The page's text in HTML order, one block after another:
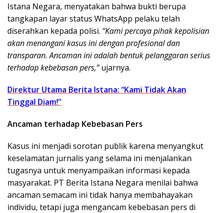
Istana Negara, menyatakan bahwa bukti berupa
tangkapan layar status WhatsApp pelaku telah
diserahkan kepada polisi. “Kami percaya pihak kepolisian
akan menangani kasus ini dengan profesional dan
transparan. Ancaman ini adalah bentuk pelanggaran serius
terhadap kebebasan pers,”ujarnya.
Direktur Utama Berita Istana: “Kami Tidak Akan
Tinggal Diam!”
Ancaman terhadap Kebebasan Pers
Kasus ini menjadi sorotan publik karena menyangkut
keselamatan jurnalis yang selama ini menjalankan
tugasnya untuk menyampaikan informasi kepada
masyarakat. PT Berita Istana Negara menilai bahwa
ancaman semacam ini tidak hanya membahayakan
individu, tetapi juga mengancam kebebasan pers di